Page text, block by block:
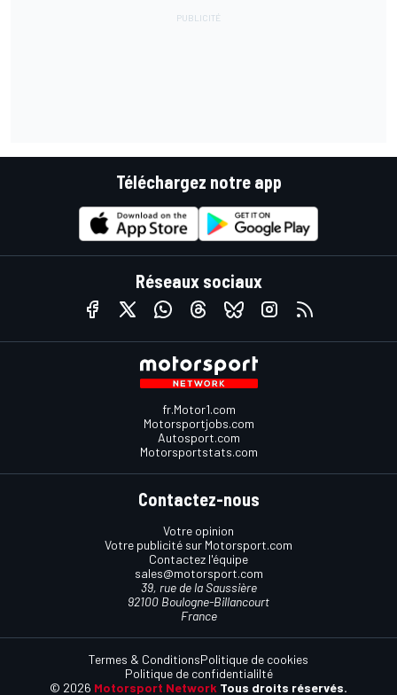
Téléchargez notre app
Réseaux sociaux
fr.Motor1.com
Motorsportjobs.com
Autosport.com
Motorsportstats.com
Contactez-nous
Votre opinion
Votre publicité sur Motorsport.com
Contactez l'équipe
sales@motorsport.com
39, rue de la Saussière
92100 Boulogne-Billancourt
France
© 2026 Motorsport Network Tous droits réservés.
Termes & ConditionsPolitique de cookies
Politique de confidentialilté